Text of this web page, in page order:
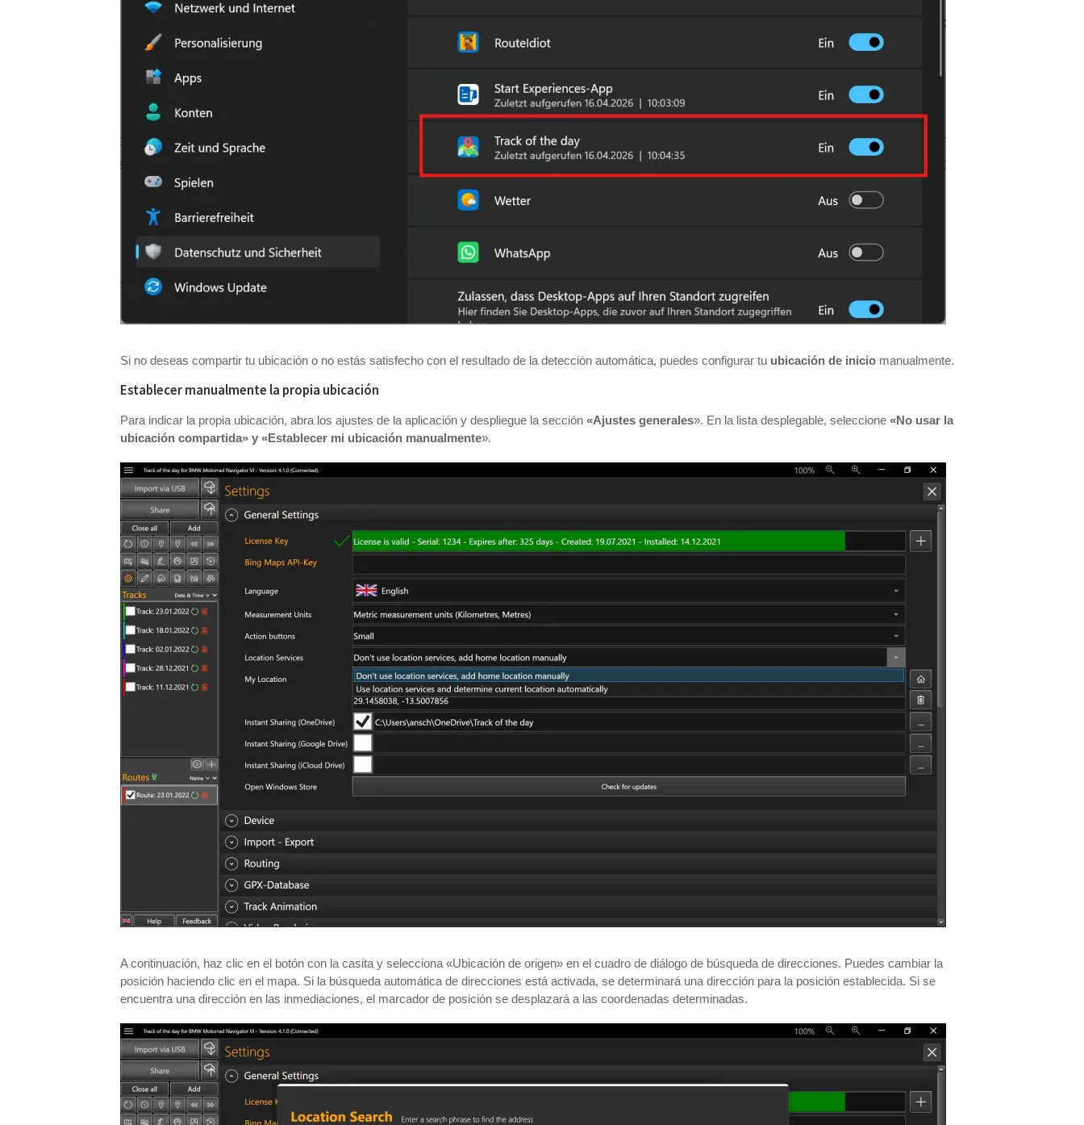
Si no deseas compartir tu ubicación o no estás satisfecho con el resultado de la detección automática, puedes configurar tu ubicación de inicio manualmente.
Establecer manualmente la propia ubicación
Para indicar la propia ubicación, abra los ajustes de la aplicación y despliegue la sección«Ajustes generales». En la lista desplegable, seleccione«No usar la
ubicación compartida» y «Establecer mi ubicación manualmente».
A continuación, haz clic en el botón con la casita y selecciona «Ubicación de origen» en el cuadro de diálogo de búsqueda de direcciones. Puedes cambiar la
posición haciendo clic en el mapa. Si la búsqueda automática de direcciones está activada, se determinará una dirección para la posición establecida. Si se
encuentra una dirección en las inmediaciones, el marcador de posición se desplazará a las coordenadas determinadas.